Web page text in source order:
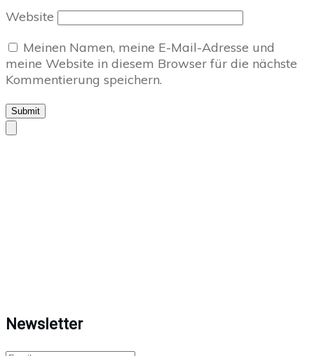
Website
Meinen Namen, meine E-Mail-Adresse und
meine Website in diesem Browser für die nächste
Kommentierung speichern.
Submit
Newsletter